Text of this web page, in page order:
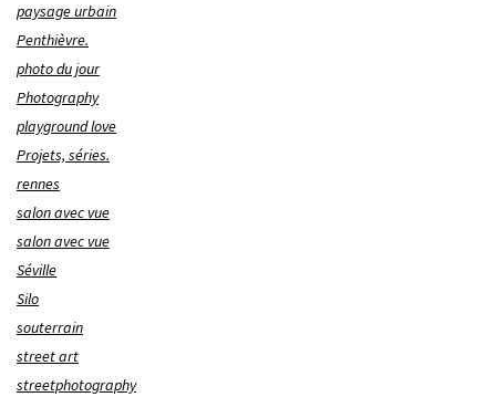
paysage urbain
Penthièvre.
photo du jour
Photography
playground love
Projets, séries.
rennes
salon avec vue
salon avec vue
Séville
Silo
souterrain
street art
streetphotography